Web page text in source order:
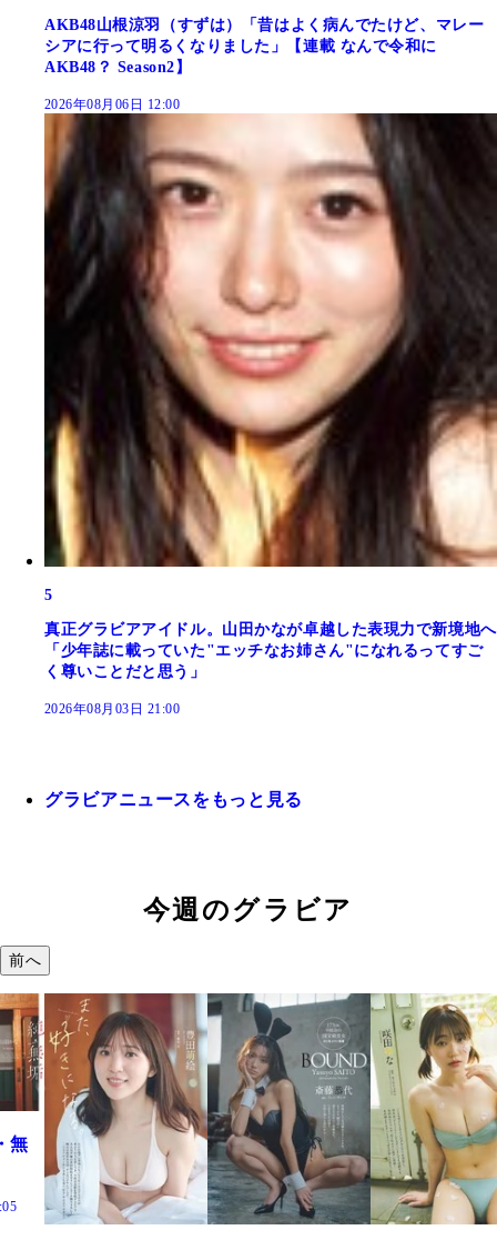
AKB48山根涼羽（すずは）「昔はよく病んでたけど、マレー
シアに行って明るくなりました」【連載 なんで令和に
AKB48？ Season2】
2026年08月06日 12:00
5
真正グラビアアイドル。山田かなが卓越した表現力で新境地へ
「少年誌に載っていた"エッチなお姉さん"になれるってすご
く尊いことだと思う」
2026年08月03日 21:00
グラビアニュースをもっと見る
今週のグラビア
前へ